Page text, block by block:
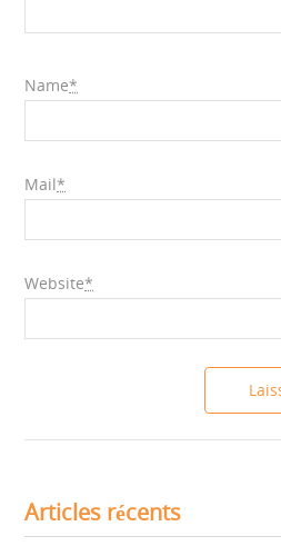
Name*
Mail*
Website*
Articles récents